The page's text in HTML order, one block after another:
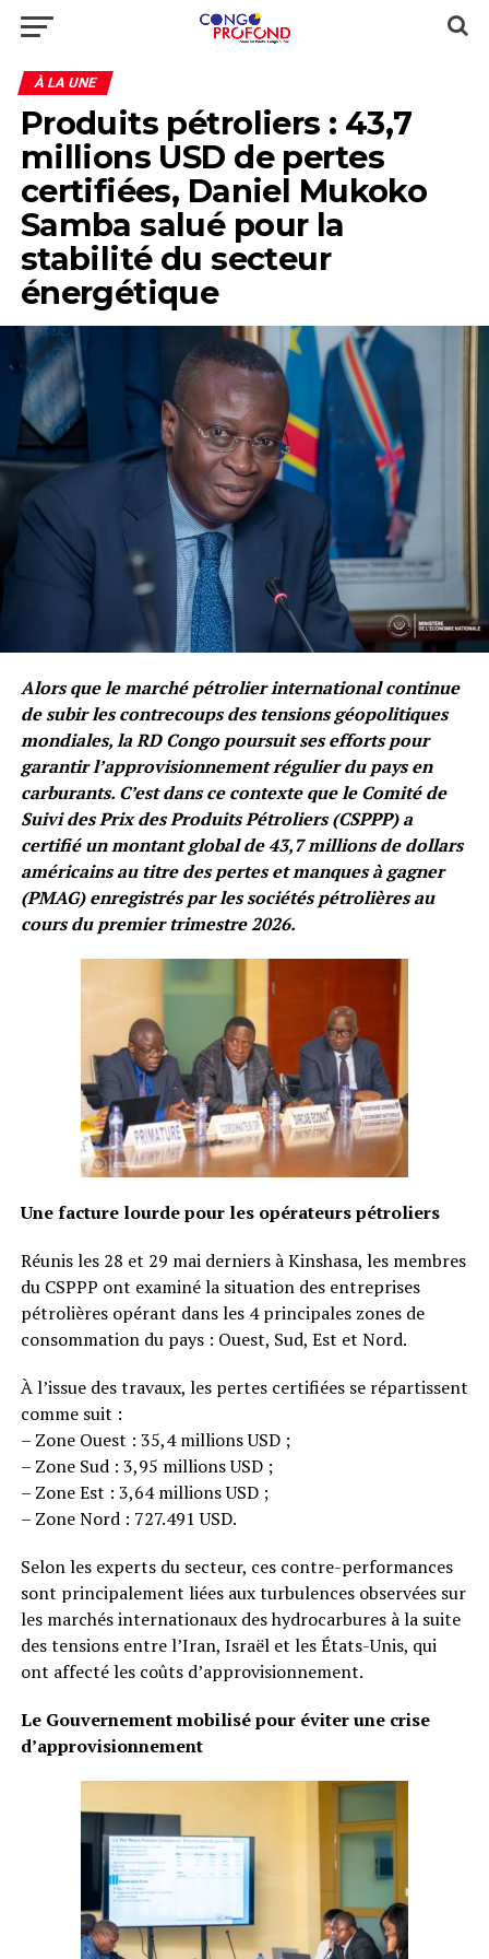
À LA UNE
Produits pétroliers : 43,7
millions USD de pertes
certifiées, Daniel Mukoko
Samba salué pour la
stabilité du secteur
énergétique
Alors que le marché pétrolier international continue
de subir les contrecoups des tensions géopolitiques
mondiales, la RD Congo poursuit ses efforts pour
garantir l’approvisionnement régulier du pays en
carburants. C’est dans ce contexte que le Comité de
Suivi des Prix des Produits Pétroliers (CSPPP) a
certifié un montant global de 43,7 millions de dollars
américains au titre des pertes et manques à gagner
(PMAG) enregistrés par les sociétés pétrolières au
cours du premier trimestre 2026.
Une facture lourde pour les opérateurs pétroliers
Réunis les 28 et 29 mai derniers à Kinshasa, les membres
du CSPPP ont examiné la situation des entreprises
pétrolières opérant dans les 4 principales zones de
consommation du pays : Ouest, Sud, Est et Nord.
À l’issue des travaux, les pertes certifiées se répartissent
comme suit :
– Zone Ouest : 35,4 millions USD ;
– Zone Sud : 3,95 millions USD ;
– Zone Est : 3,64 millions USD ;
– Zone Nord : 727.491 USD.
Selon les experts du secteur, ces contre-performances
sont principalement liées aux turbulences observées sur
les marchés internationaux des hydrocarbures à la suite
des tensions entre l’Iran, Israël et les États-Unis, qui
ont affecté les coûts d’approvisionnement.
Le Gouvernement mobilisé pour éviter une crise
d’approvisionnement